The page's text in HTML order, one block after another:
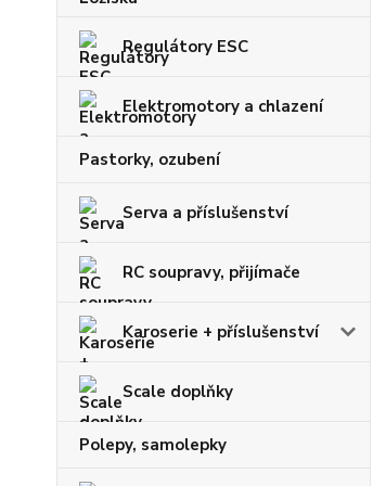
Regulátory ESC
Elektromotory a chlazení
Pastorky, ozubení
Serva a příslušenství
RC soupravy, přijímače
Karoserie + příslušenství
Scale doplňky
Polepy, samolepky